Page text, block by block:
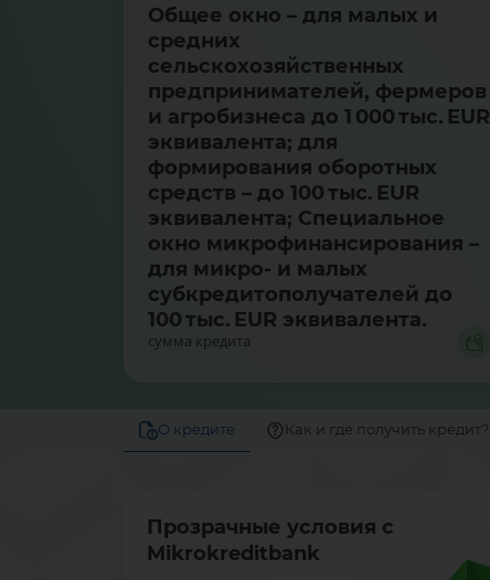
Общее окно – для малых и
средних
сельскохозяйственных
предпринимателей, фермеров
и агробизнеса до 1 000 тыс. EUR
эквивалента; для
формирования оборотных
средств – до 100 тыс. EUR
эквивалента; Специальное
окно микрофинансирования –
для микро- и малых
субкредитополучателей до
100 тыс. EUR эквивалента.
сумма кредита
О кредите Как и где получить кредит?
Прозрачные условия с
Mikrokreditbank